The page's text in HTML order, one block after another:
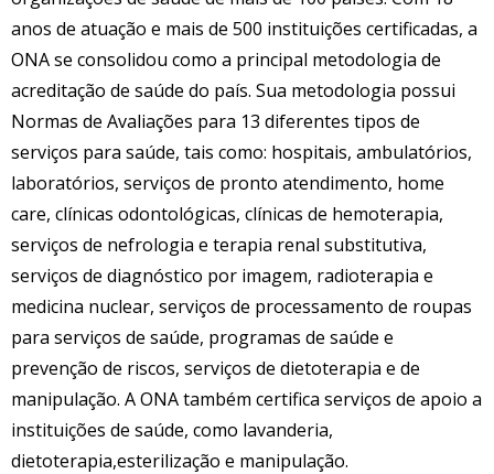
anos de atuação e mais de 500 instituições certificadas, a
ONA se consolidou como a principal metodologia de
acreditação de saúde do país. Sua metodologia possui
Normas de Avaliações para 13 diferentes tipos de
serviços para saúde, tais como: hospitais, ambulatórios,
laboratórios, serviços de pronto atendimento, home
care, clínicas odontológicas, clínicas de hemoterapia,
serviços de nefrologia e terapia renal substitutiva,
serviços de diagnóstico por imagem, radioterapia e
medicina nuclear, serviços de processamento de roupas
para serviços de saúde, programas de saúde e
prevenção de riscos, serviços de dietoterapia e de
manipulação. A ONA também certifica serviços de apoio a
instituições de saúde, como lavanderia,
dietoterapia,esterilização e manipulação.